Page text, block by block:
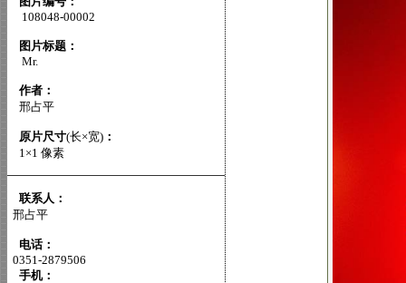
108048-00002
图片标题：
Mr.
作者：
邢占平
原片尺寸(长×宽) ：
1×1 像素
联系人：
邢占平
电话：
0351-2879506
手机：